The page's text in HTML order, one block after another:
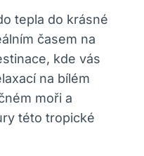
tepla do krásné
časem na
kde vás
na bílém
moři a
této tropické